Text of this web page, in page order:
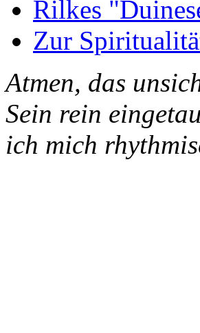
Rilkes
Zur
Atmen, das
Sein rein
ich mich